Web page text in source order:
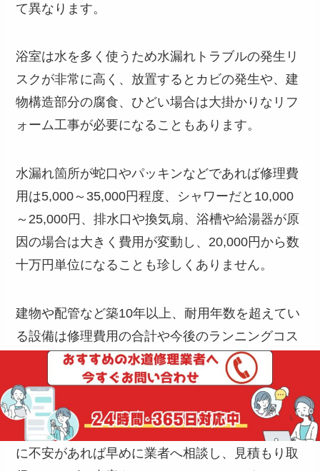
て異なります。
浴室は水を多く使うため水漏れトラブルの発生リ
スクが非常に高く、放置するとカビの発生や、建
物構造部分の腐食、ひどい場合は大掛かりなリフ
ォーム工事が必要になることもあります。
水漏れ箇所が蛇口やパッキンなどであれば修理費
用は5,000～35,000円程度、シャワーだと10,000
～25,000円、排水口や換気扇、浴槽や給湯器が原
因の場合は大きく費用が変動し、20,000円から数
十万円単位になることも珍しくありません。
建物や配管など築10年以上、耐用年数を超えてい
る設備は修理費用の合計や今後のランニングコス
トを考慮し、部分的な交換やリフォームのタイミ
ングを見直すことも選択肢です。
自分で直せる箇所はDIYも可能ですが技術や知識
に不安があれば早めに業者へ相談し、見積もり取